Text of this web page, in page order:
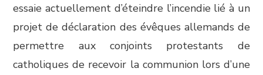
essaie actuellement d’éteindre l’incendie lié à un
projet de déclaration des évêques allemands de
permettre aux conjoints protestants de
catholiques de recevoir la communion lors d’une